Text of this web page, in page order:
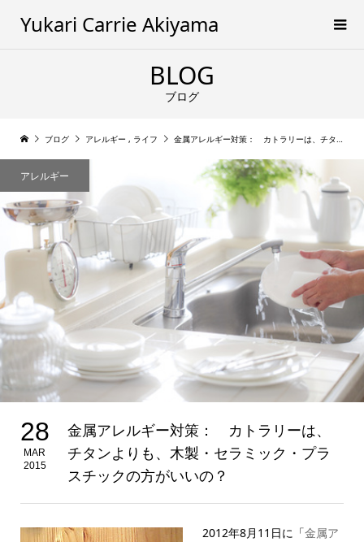
Yukari Carrie Akiyama
BLOG
ブログ
ブログ アレルギー , ライフ 金属アレルギー対策： カトラリーは、チタンよりも、木製・セラミック・プラスチックの方がいいの？
アレルギー
28
MAR
2015
金属アレルギー対策： カトラリーは、
チタンよりも、木製・セラミック・プラ
スチックの方がいいの？
2012年8月11日に「金属ア